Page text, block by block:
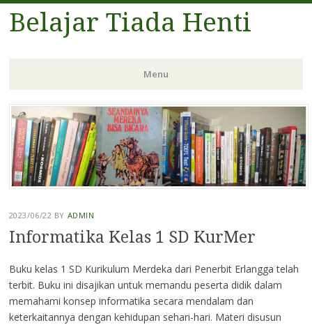
Belajar Tiada Henti
Menu
Skip
to
content
2023/06/22 BY ADMIN
Informatika Kelas 1 SD KurMer
Buku kelas 1 SD Kurikulum Merdeka dari Penerbit Erlangga telah
terbit. Buku ini disajikan untuk memandu peserta didik dalam
memahami konsep informatika secara mendalam dan
keterkaitannya dengan kehidupan sehari-hari. Materi disusun